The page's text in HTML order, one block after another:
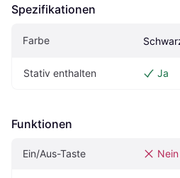
Spezifikationen
Farbe
Stativ enthalten Ja
Funktionen
Ein/Aus-Taste Nein